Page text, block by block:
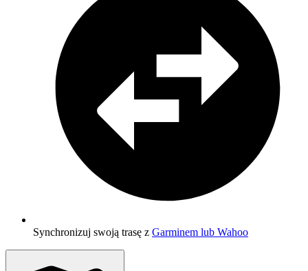
Synchronizuj swoją trasę z Garminem lub Wahoo